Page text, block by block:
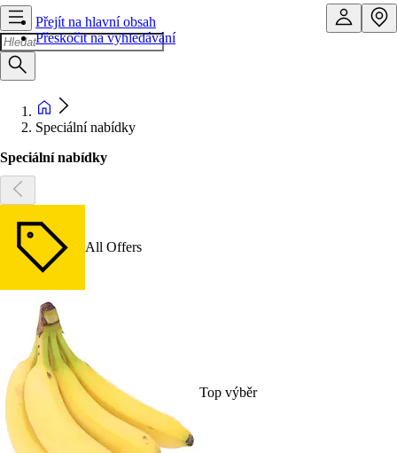
Přejít na hlavní obsah
Přeskočit na vyhledávání
Speciální nabídky
Speciální nabídky
All Offers
Top výběr